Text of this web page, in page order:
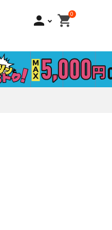
person 0
shopping_cart